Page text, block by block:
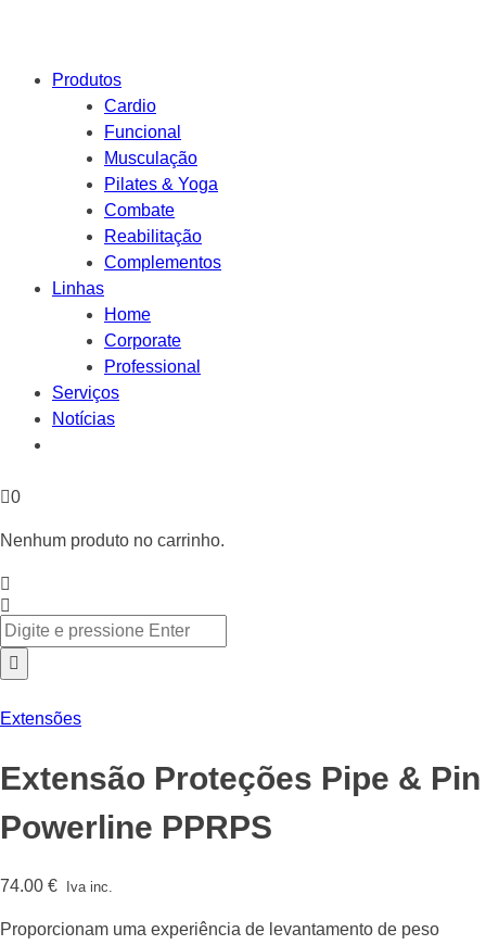
Produtos
Cardio
Funcional
Musculação
Pilates & Yoga
Combate
Reabilitação
Complementos
Linhas
Home
Corporate
Professional
Serviços
Notícias
0
Nenhum produto no carrinho.
Extensões
Extensão Proteções Pipe & Pin
Powerline PPRPS
74.00 € Iva inc.
Proporcionam uma experiência de levantamento de peso